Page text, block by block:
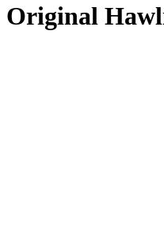
Original